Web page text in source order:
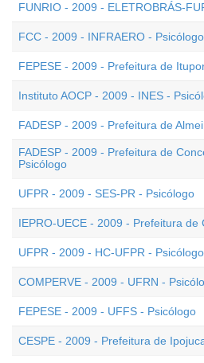
FUNRIO - 2009 - ELETROBRÁS-
FCC - 2009 - INFRAERO - Psicólogo
FEPESE - 2009 - Prefeitura de
Instituto AOCP - 2009 - INES -
FADESP - 2009 - Prefeitura de
FADESP - 2009 - Prefeitura de
Psicólogo
UFPR - 2009 - SES-PR - Psicólogo
IEPRO-UECE - 2009 - Prefeitura de
UFPR - 2009 - HC-UFPR - Psicólogo
COMPERVE - 2009 - UFRN -
FEPESE - 2009 - UFFS - Psicólogo
CESPE - 2009 - Prefeitura de